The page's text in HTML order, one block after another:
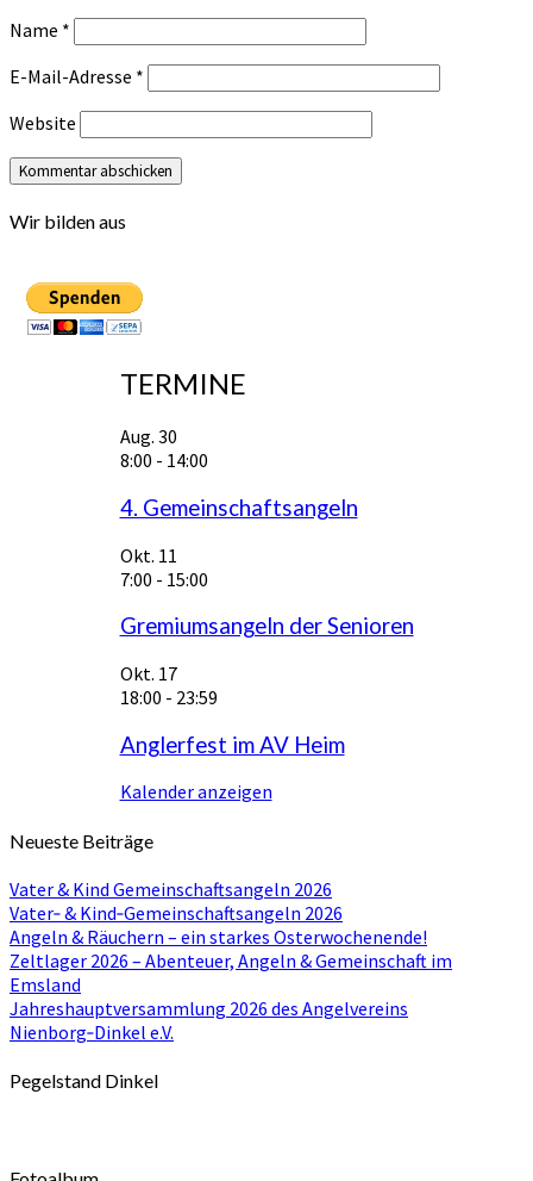
Name *
E-Mail-Adresse *
Website
Wir bilden aus
TERMINE
Aug. 30
8:00 - 14:00
4. Gemeinschaftsangeln
Okt. 11
7:00 - 15:00
Gremiumsangeln der Senioren
Okt. 17
18:00 - 23:59
Anglerfest im AV Heim
Kalender anzeigen
Neueste Beiträge
Vater & Kind Gemeinschaftsangeln 2026
Vater‑ & Kind‑Gemeinschaftsangeln 2026
Angeln & Räuchern – ein starkes Osterwochenende!
Zeltlager 2026 – Abenteuer, Angeln & Gemeinschaft im
Emsland
Jahreshauptversammlung 2026 des Angelvereins
Nienborg‑Dinkel e.V.
Pegelstand Dinkel